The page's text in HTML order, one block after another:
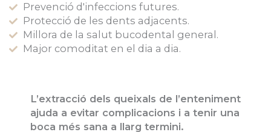
Prevenció d'infeccions futures.
Protecció de les dents adjacents.
Millora de la salut bucodental general.
Major comoditat en el dia a dia.
L’extracció dels queixals de l’enteniment
ajuda a evitar complicacions i a tenir una
boca més sana a llarg termini.